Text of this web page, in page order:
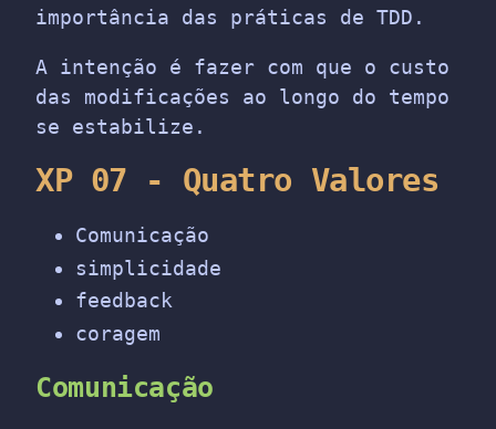
importância das práticas de TDD.
A intenção é fazer com que o custo
das modificações ao longo do tempo
se estabilize.
XP 07 - Quatro Valores
Comunicação
simplicidade
feedback
coragem
Comunicação